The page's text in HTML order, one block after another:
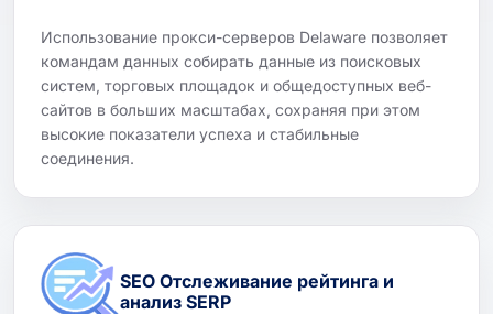
Использование прокси-серверов Delaware позволяет
командам данных собирать данные из поисковых
систем, торговых площадок и общедоступных веб-
сайтов в больших масштабах, сохраняя при этом
высокие показатели успеха и стабильные
соединения.
SEO Отслеживание рейтинга и
анализ SERP